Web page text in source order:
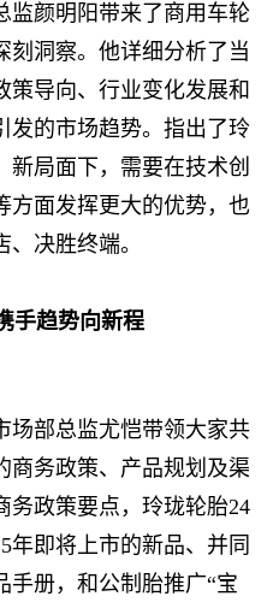
监颜明阳带来了商用车轮
刻洞察。他详细分析了当
策导向、行业变化发展和
发的市场趋势。指出了玲
局面下，需要在技术创
方面发挥更大的优势，也
决胜终端。
手趋势向新程
场部总监尤恺带领大家共
商务政策、产品规划及渠
务政策要点，玲珑轮胎24
年即将上市的新品、并同
手册，和公制胎推广“宝